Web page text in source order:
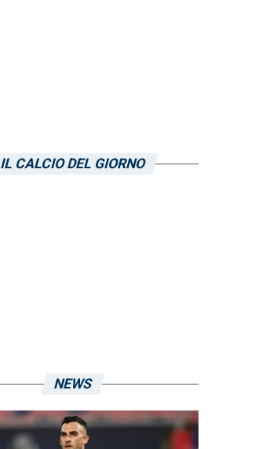
IL CALCIO DEL GIORNO
NEWS